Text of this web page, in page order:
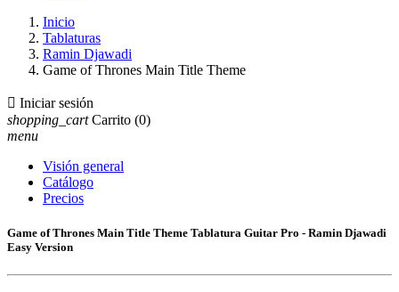
Inicio
Tablaturas
Ramin Djawadi
Game of Thrones Main Title Theme
 Iniciar sesión
shopping_cart Carrito (0)
menu
Visión general
Catálogo
Precios
Game of Thrones Main Title Theme Tablatura Guitar Pro - Ramin Djawadi
Easy Version